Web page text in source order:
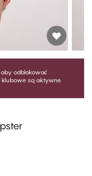
odblokować
klubowe są aktywne